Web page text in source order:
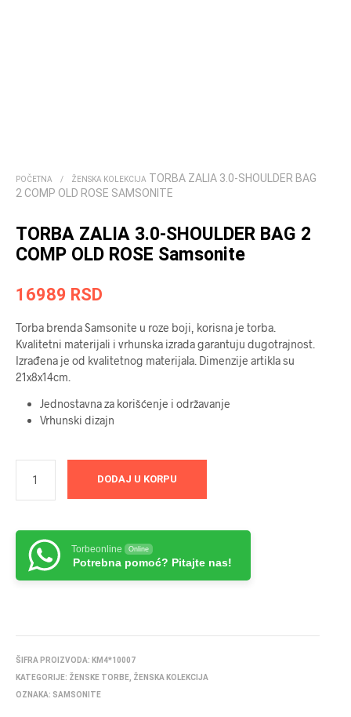
POČETNA / ŽENSKA KOLEKCIJA TORBA ZALIA 3.0-SHOULDER BAG
2 COMP OLD ROSE SAMSONITE
TORBA ZALIA 3.0-SHOULDER BAG 2
COMP OLD ROSE Samsonite
16989 RSD
Torba brenda Samsonite u roze boji, korisna je torba.
Kvalitetni materijali i vrhunska izrada garantuju dugotrajnost.
Izrađena je od kvalitetnog materijala. Dimenzije artikla su
21x8x14cm.
Jednostavna za korišćenje i održavanje
Vrhunski dizajn
DODAJ U KORPU
Torbeonline Online
Potrebna pomoć? Pitajte nas!
ŠIFRA PROIZVODA: KM4*10007
KATEGORIJE: ŽENSKE TORBE ŽENSKA KOLEKCIJA
OZNAKA: SAMSONITE